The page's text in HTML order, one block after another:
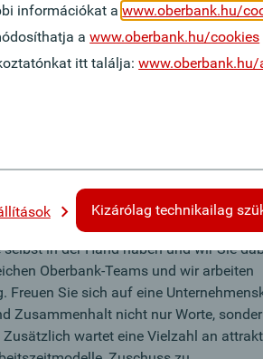
Ausbildung (idealerweise
ermöglicht, sich schnell ein
Finanzprodukte anzueignen
konnten Sie bereits in einer
unter Beweis stellen
Fähigkeiten und Ihrem sicheren
Fähigkeit, sowohl selbstständig als
in der Hand haben und wir Sie
Oberbank-Teams und wir arbeiten
Freuen Sie sich auf eine
Zusammenhalt nicht nur Worte,
wartet eine Vielzahl an
információkat awww.oberbank.hu/
awww.oberbank.hu/cookies
itt találja:www.oberbank.hu/
Kizárólag technikailag